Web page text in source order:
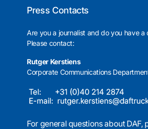
Press Contacts
Are you a journalist and do you have a
Please contact:
Rutger Kerstiens
Corporate Communications
For general questions about DAF,